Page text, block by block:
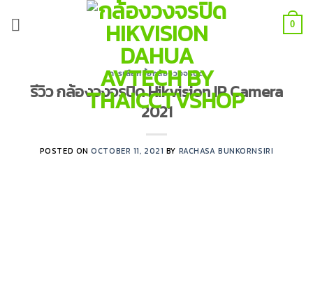
0
การเลือกซื้อกล้องวงจรปิด
รีวิว กล้องวงจรปิด Hikvision IP Camera
2021
POSTED ONOCTOBER 11, 2021 BY RACHASA BUNKORNSIRI